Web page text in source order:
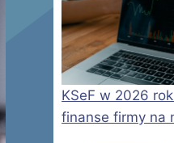
KSeF w 2026
finanse firmy na